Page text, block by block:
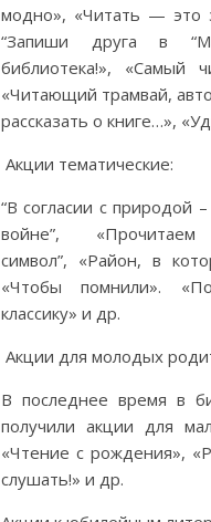
модно», «Читать — это
“Запиши друга в
библиотека!», «Самый
«Читающий трамвай,
рассказать о книге…»,
Акции тематические:
“В согласии с природой
войне”, «Прочитаем
символ”, «Район, в
«Чтобы помнили».
классику» и др.
Акции для молодых
В последнее время в
получили акции для
«Чтение с рождения»,
слушать!» и др.